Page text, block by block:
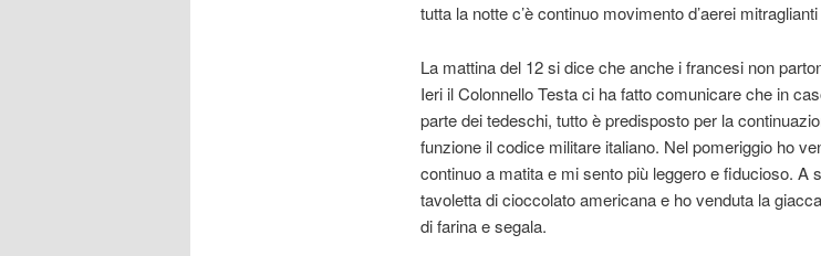
tutta la notte c’è continuo movimento d’aerei
La mattina del 12 si dice che anche i francesi non
Ieri il Colonnello Testa ci ha fatto comunicare che in
parte dei tedeschi, tutto è predisposto per la
funzione il codice militare italiano. Nel pomeriggio ho
continuo a matita e mi sento più leggero e fiducioso. A
tavoletta di cioccolato americana e ho venduta la
di farina e segala.